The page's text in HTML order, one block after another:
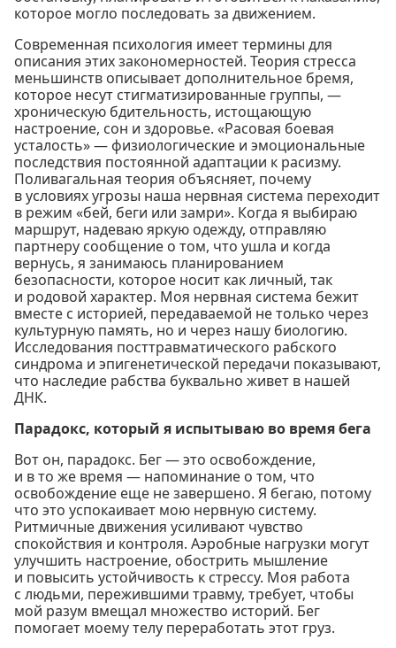
которое могло последовать за движением.
Современная психология имеет термины для
описания этих закономерностей. Теория стресса
меньшинств описывает дополнительное бремя,
которое несут стигматизированные группы, —
хроническую бдительность, истощающую
настроение, сон и здоровье. «Расовая боевая
усталость» — физиологические и эмоциональные
последствия постоянной адаптации к расизму.
Поливагальная теория объясняет, почему
в условиях угрозы наша нервная система переходит
в режим «бей, беги или замри». Когда я выбираю
маршрут, надеваю яркую одежду, отправляю
партнеру сообщение о том, что ушла и когда
вернусь, я занимаюсь планированием
безопасности, которое носит как личный, так
и родовой характер. Моя нервная система бежит
вместе с историей, передаваемой не только через
культурную память, но и через нашу биологию.
Исследования посттравматического рабского
синдрома и эпигенетической передачи показывают,
что наследие рабства буквально живет в нашей
ДНК.
Парадокс, который я испытываю во время бега
Вот он, парадокс. Бег — это освобождение,
и в то же время — напоминание о том, что
освобождение еще не завершено. Я бегаю, потому
что это успокаивает мою нервную систему.
Ритмичные движения усиливают чувство
спокойствия и контроля. Аэробные нагрузки могут
улучшить настроение, обострить мышление
и повысить устойчивость к стрессу. Моя работа
с людьми, пережившими травму, требует, чтобы
мой разум вмещал множество историй. Бег
помогает моему телу переработать этот груз.